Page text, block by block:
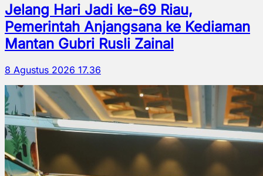
Jelang Hari Jadi ke-69 Riau,
Pemerintah Anjangsana ke Kediaman
Mantan Gubri Rusli Zainal
8 Agustus 2026 17.36